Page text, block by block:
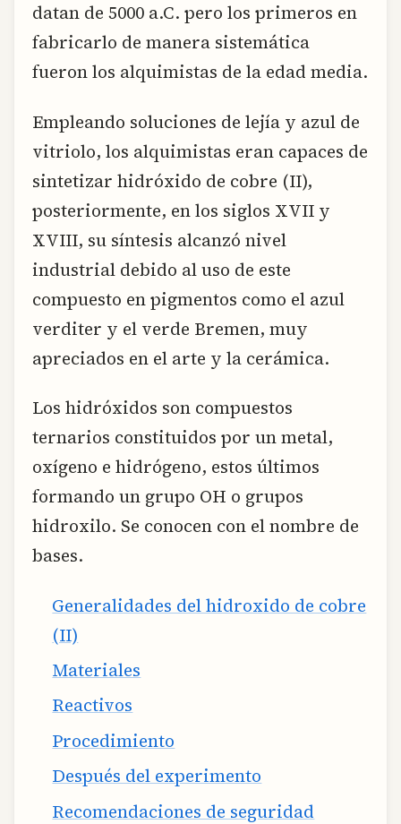
datan de 5000 a.C. pero los primeros en
fabricarlo de manera sistemática
fueron los alquimistas de la edad media.
Empleando soluciones de lejía y azul de
vitriolo, los alquimistas eran capaces de
sintetizar hidróxido de cobre (II),
posteriormente, en los siglos XVII y
XVIII, su síntesis alcanzó nivel
industrial debido al uso de este
compuesto en pigmentos como el azul
verditer y el verde Bremen, muy
apreciados en el arte y la cerámica.
Los hidróxidos son compuestos
ternarios constituidos por un metal,
oxígeno e hidrógeno, estos últimos
formando un grupo OH o grupos
hidroxilo. Se conocen con el nombre de
bases.
Generalidades del hidroxido de cobre
(II)
Materiales
Reactivos
Procedimiento
Después del experimento
Recomendaciones de seguridad